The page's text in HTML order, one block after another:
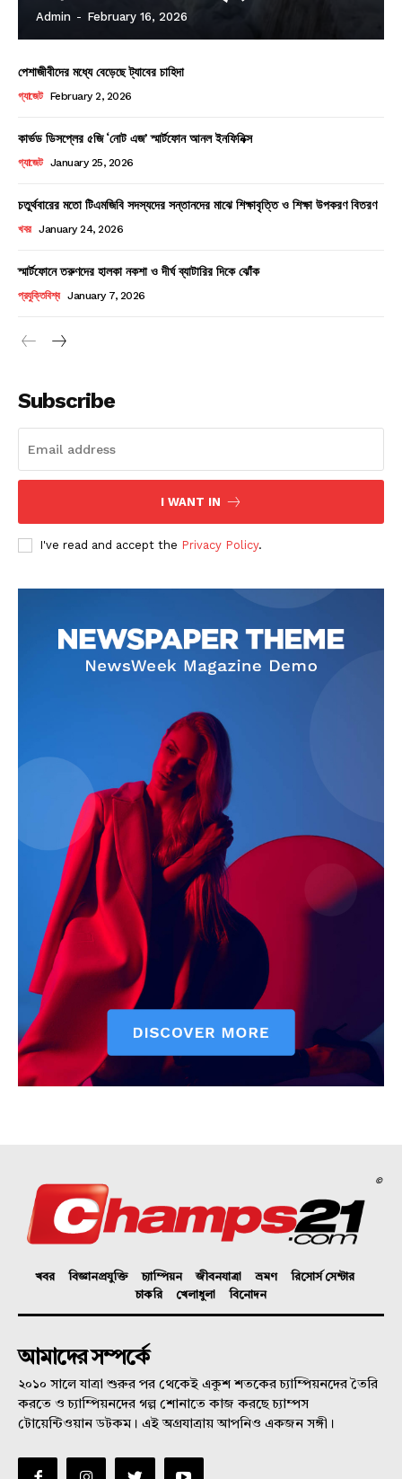
Company
About
Subscription Plans
My account
Admin - February 16, 2026
পেশাজীবীদের মধ্যে বেড়েছে ট্যাবের চাহিদা
গ্যাজেট February 2, 2026
কার্ভড ডিসপ্লের ৫জি ‘নোট এজ’ স্মার্টফোন আনল ইনফিনিক্স
গ্যাজেট January 25, 2026
চতুর্থবারের মতো টিএমজিবি সদস্যদের সন্তানদের মাঝে শিক্ষাবৃত্তি ও শিক্ষা উপকরণ বিতরণ
খবর January 24, 2026
স্মার্টফোনে তরুণদের হালকা নকশা ও দীর্ঘ ব্যাটারির দিকে ঝোঁক
প্রযুক্তিবিশ্ব January 7, 2026
Subscribe
I WANT IN
I've read and accept the Privacy Policy.
©
খবর বিজ্ঞানপ্রযুক্তি চ্যাম্পিয়ন জীবনযাত্রা ভ্রমণ
রিসোর্স সেন্টার
চাকরি
খেলাধুলা বিনোদন
আমাদের সম্পর্কে
২০১০ সালে যাত্রা শুরুর পর থেকেই একুশ শতকের চ্যাম্পিয়নদের তৈরি
করতে ও চ্যাম্পিয়নদের গল্প শোনাতে কাজ করছে চ্যাম্পস
টোয়েন্টিওয়ান ডটকম। এই অগ্রযাত্রায় আপনিও একজন সঙ্গী।